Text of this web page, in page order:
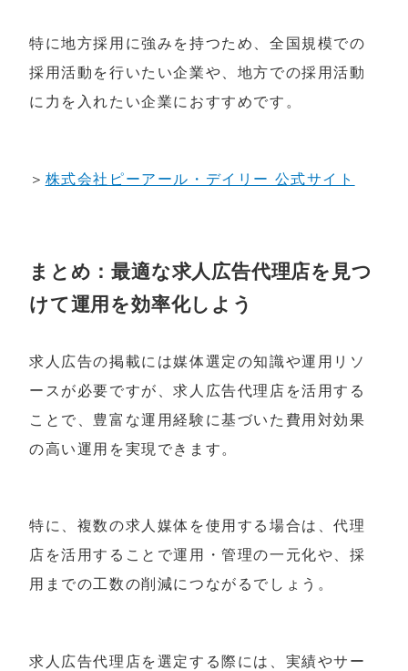
特に地方採用に強みを持つため、全国規模での
採用活動を行いたい企業や、地方での採用活動
に力を入れたい企業におすすめです。
＞ 株式会社ピーアール・デイリー 公式サイト
まとめ：最適な求人広告代理店を見つ
けて運用を効率化しよう
求人広告の掲載には媒体選定の知識や運用リソ
ースが必要ですが、求人広告代理店を活用する
ことで、豊富な運用経験に基づいた費用対効果
の高い運用を実現できます。
特に、複数の求人媒体を使用する場合は、代理
店を活用することで運用・管理の一元化や、採
用までの工数の削減につながるでしょう。
求人広告代理店を選定する際には、実績やサー